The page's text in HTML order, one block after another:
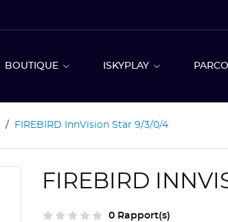
BOUTIQUE ISKYPLAY
FIREBIRD InnVision Star 9/3/0/4
FIREBIRD
0 Rapport(s)